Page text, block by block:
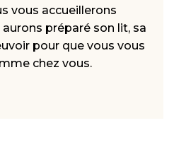
vous accueillerons
préparé son lit, sa
pour que vous vous
chez vous.